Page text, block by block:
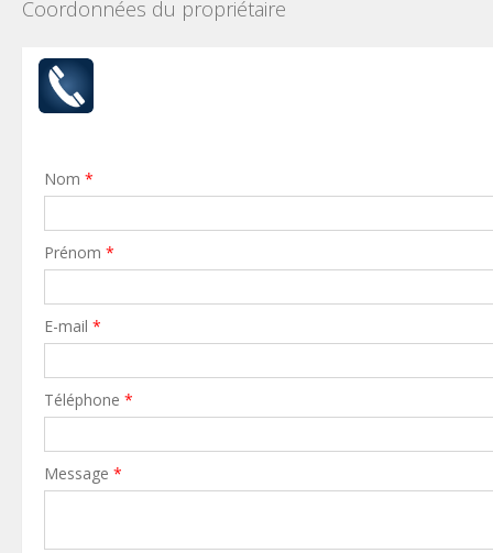
Coordonnées du propriétaire
Nom *
Prénom *
E-mail *
Téléphone *
Message *